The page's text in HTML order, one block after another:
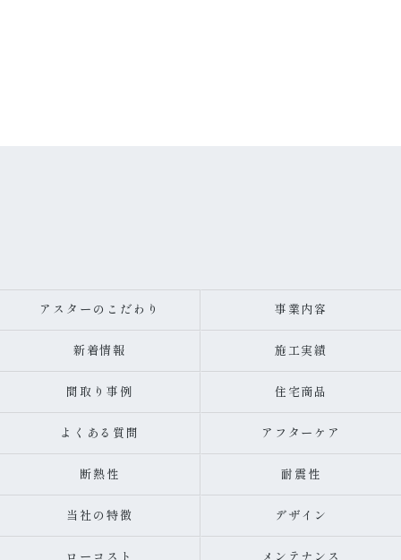
アスターのこだわり 事業内容
新着情報 施工実績
間取り事例 住宅商品
よくある質問 アフターケア
断熱性 耐震性
当社の特徴 デザイン
ローコスト メンテナンス